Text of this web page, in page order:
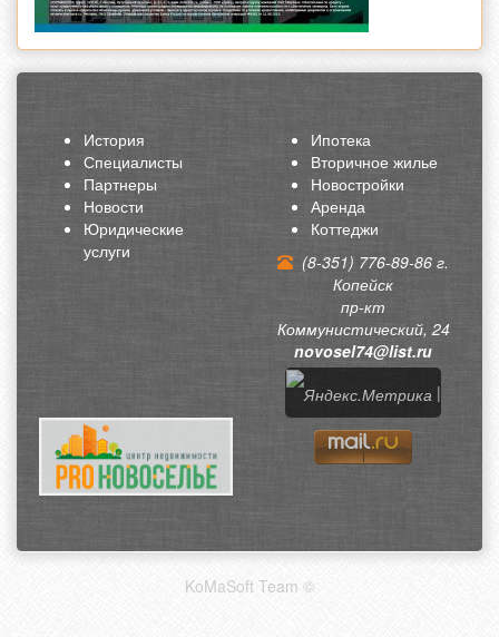
История
Специалисты
Партнеры
Новости
Юридические
услуги
Ипотека
Вторичное жилье
Новостройки
Аренда
Коттеджи
(8-351) 776-89-86 г.
Копейск
пр-кт
Коммунистический, 24
novosel74@list.ru
|
KoMaSoft Team ©